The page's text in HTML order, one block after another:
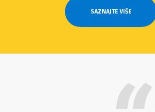
SAZNAJTE VIŠE